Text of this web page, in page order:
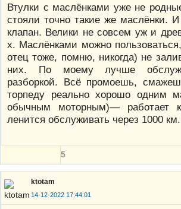
Втулки с маслёнками уже не
стояли точно такие же маслёнки.
клапан. Велики не совсем уж и
х. Маслёнками можно
отец тоже, помню, никогда) не
них. По моему лучше
разборкой. Всё промоешь,
торпеду реально хорошо одним
обычным моторным)— работает
ленится обслуживать через 1000 км.
5
ktotam
14-12-2022 17:44:01